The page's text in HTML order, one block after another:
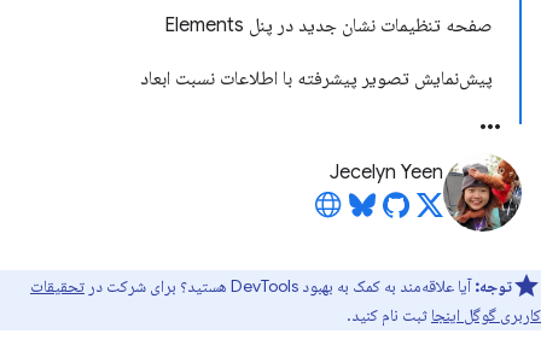
صفحه تنظیمات نشان جدید در پنل Elements
پیش‌نمایش تصویر پیشرفته با اطلاعات نسبت ابعاد
Jecelyn Yeen
توجه:آیا علاقه‌مند به کمک به بهبود DevTools هستید؟ برای شرکت در
تحقیقات
کاربری گوگل اینجا ثبت نام کنید.